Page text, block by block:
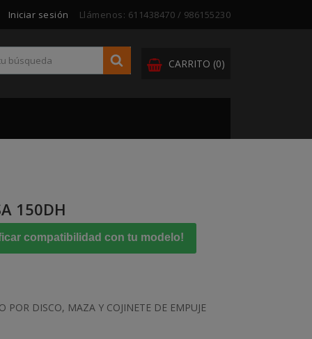
Iniciar sesión Llámenos: 611438470 / 986155230
CARRITO (0)
150DH
compatibilidad con tu modelo!
POR DISCO, MAZA Y COJINETE DE EMPUJE